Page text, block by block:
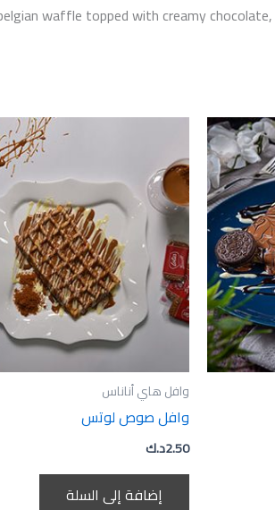
waffle topped with creamy
وافل هاي أناناس
وافل صوص لوتس
د.ك2.50
إضافة إلى السلة